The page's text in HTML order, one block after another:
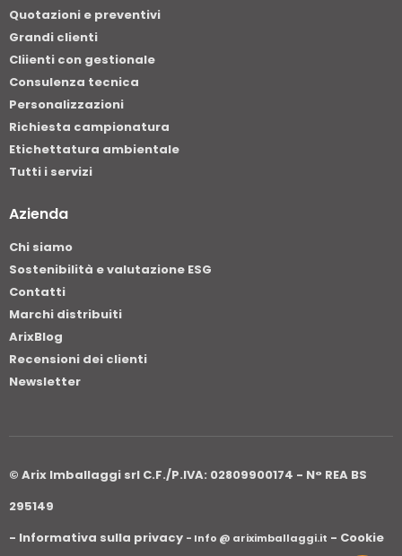
Quotazioni e preventivi
Grandi clienti
Cliienti con gestionale
Consulenza tecnica
Personalizzazioni
Richiesta campionatura
Etichettatura ambientale
Tutti i servizi
Azienda
Chi siamo
Sostenibilità e valutazione ESG
Contatti
Marchi distribuiti
ArixBlog
Recensioni dei clienti
Newsletter
- Informativa sulla privacy - Info @ ariximballaggi.it - Cookie
© Arix Imballaggi srl C.F./P.IVA: 02809900174 - N° REA BS
295149